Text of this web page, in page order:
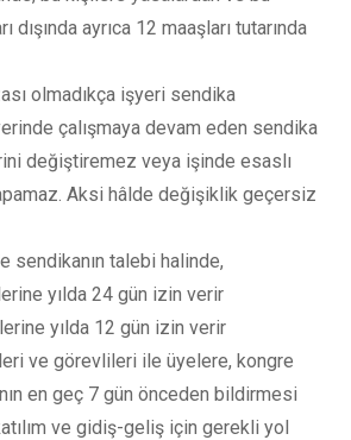
dışında ayrıca 12 maaşları tutarında
olmadıkça işyeri sendika
çalışmaya devam eden sendika
değiştiremez veya işinde esaslı
Aksi hâlde değişiklik geçersiz
sendikanın talebi halinde,
yılda 24 gün izin verir
yılda 12 gün izin verir
ve görevlileri ile üyelere, kongre
en geç 7 gün önceden bildirmesi
ve gidiş-geliş için gerekli yol